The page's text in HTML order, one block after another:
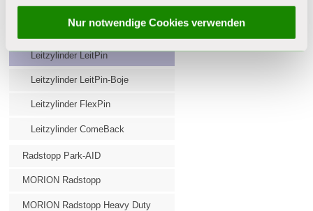
unsere Datenschutzerklärung Ihre Einwilligung jederzeit
Nur notwendige Cookies verwenden
LKW-Parkhilfe
Leitzylinder LeitPin
Leitzylinder LeitPin-Boje
Leitzylinder FlexPin
Leitzylinder ComeBack
Radstopp Park-AID
MORION Radstopp
MORION Radstopp Heavy Duty